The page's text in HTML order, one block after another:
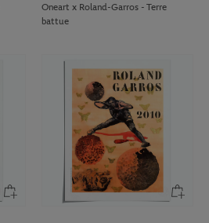
Oneart x Roland-Garros - Terre
battue